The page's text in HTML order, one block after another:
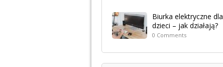
Biurka elektryczne dla
dzieci – jak działają?
0 Comments